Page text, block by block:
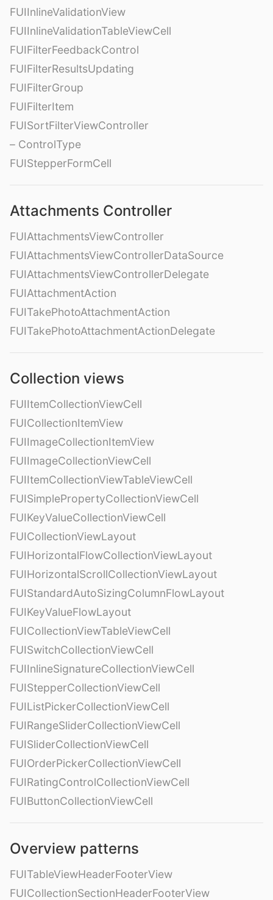
FUIInlineValidationView
FUIInlineValidationTableViewCell
FUIFilterFeedbackControl
FUIFilterResultsUpdating
FUIFilterGroup
FUIFilterItem
FUISortFilterViewController
– ControlType
FUIStepperFormCell
Attachments Controller
FUIAttachmentsViewController
FUIAttachmentsViewControllerDataSource
FUIAttachmentsViewControllerDelegate
FUIAttachmentAction
FUITakePhotoAttachmentAction
FUITakePhotoAttachmentActionDelegate
Collection views
FUIItemCollectionViewCell
FUICollectionItemView
FUIImageCollectionItemView
FUIImageCollectionViewCell
FUIItemCollectionViewTableViewCell
FUISimplePropertyCollectionViewCell
FUIKeyValueCollectionViewCell
FUICollectionViewLayout
FUIHorizontalFlowCollectionViewLayout
FUIHorizontalScrollCollectionViewLayout
FUIStandardAutoSizingColumnFlowLayout
FUIKeyValueFlowLayout
FUICollectionViewTableViewCell
FUISwitchCollectionViewCell
FUIInlineSignatureCollectionViewCell
FUIStepperCollectionViewCell
FUIListPickerCollectionViewCell
FUIRangeSliderCollectionViewCell
FUISliderCollectionViewCell
FUIOrderPickerCollectionViewCell
FUIRatingControlCollectionViewCell
FUIButtonCollectionViewCell
Overview patterns
FUITableViewHeaderFooterView
FUICollectionSectionHeaderFooterView